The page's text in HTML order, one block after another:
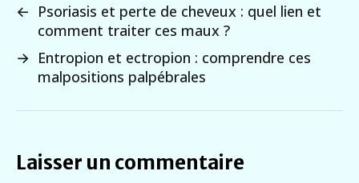
← Psoriasis et perte de cheveux : quel lien et
comment traiter ces maux ?
→ Entropion et ectropion : comprendre ces
malpositions palpébrales
Laisser un commentaire